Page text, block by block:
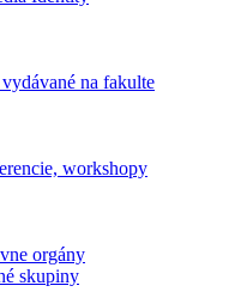
na fakulte
workshopy
orgány
skupiny